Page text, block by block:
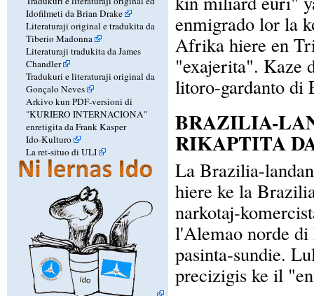
Idofilmeti da Brian Drake
Literaturaji original e tradukita da
Tiberio Madonna
Literaturaji tradukita da James
Chandler
Tradukuri e literaturaji original da
Gonçalo Neves
Arkivo kun PDF-versioni di
"KURIERO INTERNACIONA"
enretigita da Frank Kasper
Ido-Kulturo
La ret-situo di ULI
enmigrado lor la
Afrika hiere en
"exajerita". Kaze
litoro-gardanto di
BRAZILIA-
RIKAPTITA
La Brazilia-
hiere ke la
narkotaj-
l'Alemao norde
pasinta-sundie.
precizigis ke il